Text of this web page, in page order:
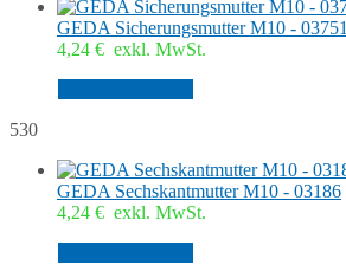
GEDA Sicherungsmutter M10 - 03751
4,24 € exkl. MwSt.
530
GEDA Sechskantmutter M10 - 03186
4,24 € exkl. MwSt.